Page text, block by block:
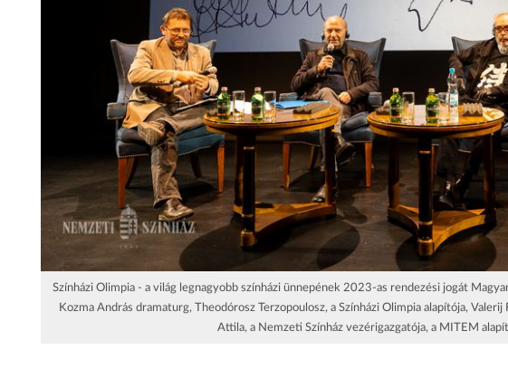
Színházi Olimpia - a világ legnagyobb színházi ünnepének 2023-as rendezési jogát
Kozma András dramaturg, Theodórosz Terzopoulosz, a Színházi Olimpia alapítója,
Attila, a Nemzeti Színház vezérigazgatója, a MITEM